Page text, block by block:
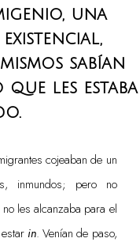
una
sabían
les estaba
cojeaban de un
inmundos; pero no
les alcanzaba para el
in. Venían de paso,